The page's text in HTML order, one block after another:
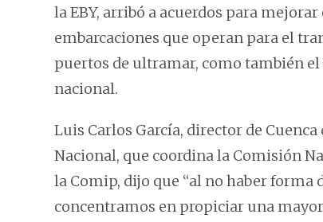
la EBY, arribó a acuerdos para
embarcaciones que operan para el
puertos de ultramar, como también
nacional.
Luis Carlos García, director de
Nacional, que coordina la Comisión
la Comip, dijo que “al no haber forma
concentramos en propiciar una